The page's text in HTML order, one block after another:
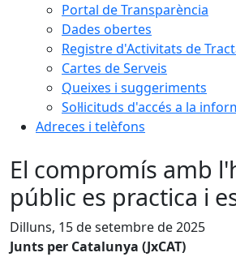
Portal de Transparència
Dades obertes
Registre d'Activitats de
Cartes de Serveis
Queixes i suggeriments
Sol·licituds d'accés a la
Adreces i telèfons
El compromís amb
públic es practica i
Dilluns, 15 de setembre de 2025
Junts per Catalunya (JxCAT)